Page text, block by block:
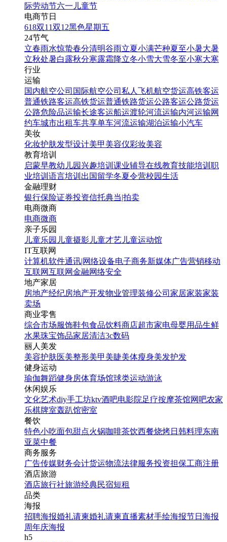
际劳动节六一儿童节
电商节日
618双11双12黑色星期五
24节气
立春雨水惊蛰春分清明谷雨立夏小满芒种夏至小暑大暑
立秋处暑白露秋分寒露霜降立冬小雪大雪冬至小寒大寒
行业
运输
国内航空公司 国际航空公司 私人飞机航空货运高铁客运
普通铁路客运高铁货运普通铁路货运公路客运公路货运
公路危险品运输长途客运船运渡轮河流运输内河运输网
约车城市出租车共享单车河流运输湖泊运输小汽车
美妆
化妆护肤发型设计美甲 美容仪彩妆美容
教育培训
启蒙早教幼儿园 兴趣培训 课业辅导在线教育技能培训 职
业培训 语言培训 出国留学冬夏令营校园生活
金融理财
银行保险证券投资信托典当|拍卖
电商微商
电商微商
亲子乐园
儿童乐园 儿童摄影 儿童才艺 儿童运动馆
IT互联网
计算机软件通讯|网络设备电子商务新媒体广告营销移动
互联网互联网金融网络安全
地产家居
房地产经纪房地产开发物业管理装修公司 家居家装家装
卖场
商业零售
综合市场服饰鞋包食品饮料商店超市家电母婴用品生鲜
水果珠宝饰品家居清洁3c数码
丽人美发
美容护肤医美整形美甲美睫美体瘦身美发护发
健身运动
瑜伽舞蹈健身房体育场馆球类运动游泳
休闲娱乐
文化艺术diy手工坊ktv酒吧电影院足疗按摩茶馆网吧农家
乐棋牌室轰趴馆密室
餐饮
特色小吃面包甜点火锅咖啡茶饮西餐烧烤日韩料理东南
亚菜中餐
商务服务
广告传媒财务会计货运物流法律服务投资担保工商注册
酒店旅游
酒店旅行社旅游经典民宿短租
品类
海报
招聘海报婚礼请柬婚礼请柬直播素材手绘海报节日海报
周年庆海报
h5